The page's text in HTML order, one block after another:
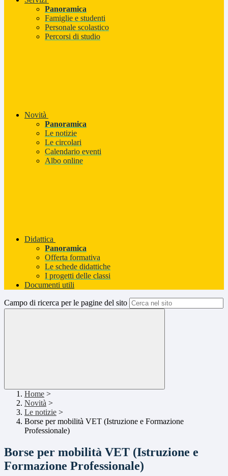
Panoramica
Famiglie e studenti
Personale scolastico
Percorsi di studio
Novità
Panoramica
Le notizie
Le circolari
Calendario eventi
Albo online
Didattica
Panoramica
Offerta formativa
Le schede didattiche
I progetti delle classi
Documenti utili
Campo di ricerca per le pagine del sito
Home >
Novità >
Le notizie >
Borse per mobilità VET (Istruzione e Formazione
Professionale)
Borse per mobilità VET (Istruzione e
Formazione Professionale)